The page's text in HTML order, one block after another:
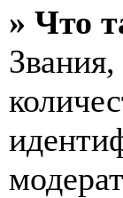
» Что